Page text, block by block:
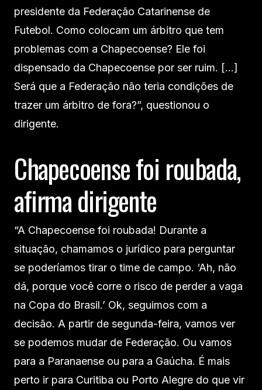
presidente da Federação Catarinense de
Futebol. Como colocam um árbitro que tem
problemas com a Chapecoense? Ele foi
dispensado da Chapecoense por ser ruim. […]
Será que a Federação não teria condições de
trazer um árbitro de fora?”, questionou o
dirigente.
Chapecoense foi roubada,
afirma dirigente
“A Chapecoense foi roubada! Durante a
situação, chamamos o jurídico para perguntar
se poderíamos tirar o time de campo. ‘Ah, não
dá, porque você corre o risco de perder a vaga
na Copa do Brasil.’ Ok, seguimos com a
decisão. A partir de segunda-feira, vamos ver
se podemos mudar de Federação. Ou vamos
para a Paranaense ou para a Gaúcha. É mais
perto ir para Curitiba ou Porto Alegre do que vir